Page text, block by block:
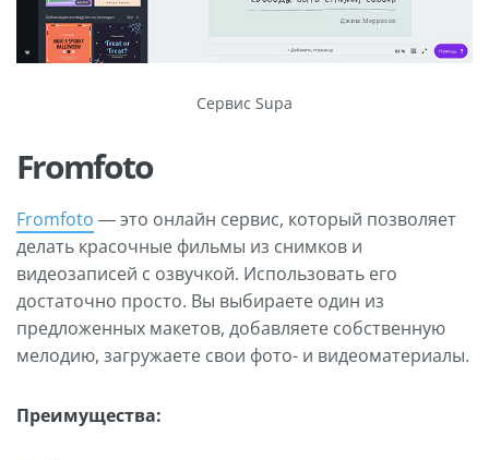
Сервис Supa
Fromfoto
Fromfoto — это онлайн сервис, который позволяет
делать красочные фильмы из снимков и
видеозаписей с озвучкой. Использовать его
достаточно просто. Вы выбираете один из
предложенных макетов, добавляете собственную
мелодию, загружаете свои фото- и видеоматериалы.
Преимущества: